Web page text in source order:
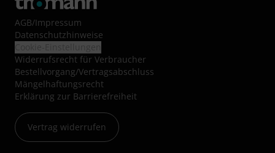
AGB/Impressum
Datenschutzhinweise
Widerrufsrecht für Verbraucher
Bestellvorgang/Vertragsabschluss
Mängelhaftungsrecht
Erklärung zur Barrierefreiheit
Vertrag widerrufen